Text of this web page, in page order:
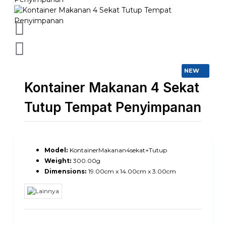
NEW
Kontainer Makanan 4 Sekat
Tutup Tempat Penyimpanan
Model: KontainerMakanan4sekat+Tutup
Weight: 300.00g
Dimensions: 19.00cm x 14.00cm x 3.00cm